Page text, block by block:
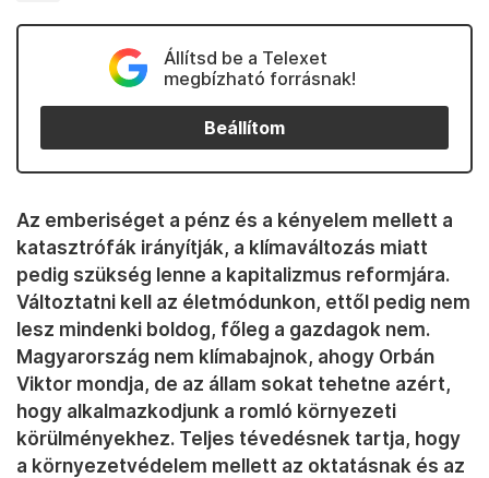
Állítsd be a Telexet
megbízható forrásnak!
Beállítom
Az emberiséget a pénz és a kényelem mellett a
katasztrófák irányítják, a klímaváltozás miatt
pedig szükség lenne a kapitalizmus reformjára.
Változtatni kell az életmódunkon, ettől pedig nem
lesz mindenki boldog, főleg a gazdagok nem.
Magyarország nem klímabajnok, ahogy Orbán
Viktor mondja, de az állam sokat tehetne azért,
hogy alkalmazkodjunk a romló környezeti
körülményekhez. Teljes tévedésnek tartja, hogy
a környezetvédelem mellett az oktatásnak és az